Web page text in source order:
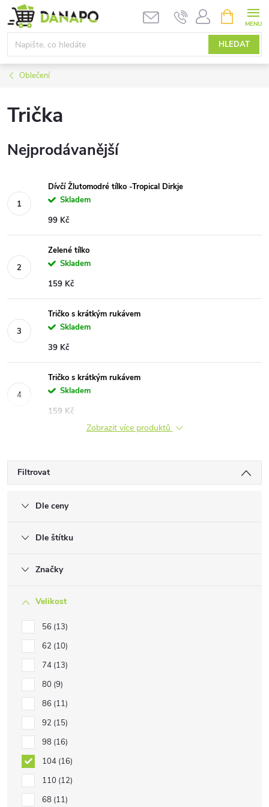
Přejít
na
obsah
HLEDAT
NÁKUPNÍ
KOŠÍK
Oblečení
Trička
Nejprodávanější
Dívčí Žlutomodré tílko -Tropical Dirkje
Skladem
99 Kč
Zelené tílko
Skladem
159 Kč
Tričko s krátkým rukávem
Skladem
39 Kč
Tričko s krátkým rukávem
Skladem
159 Kč
Zobrazit více produktů
Filtrovat
Dle ceny
Dle štítku
Značky
Velikost
56 13
62 10
74 13
80 9
86 11
92 15
98 16
104 16
110 12
68 11